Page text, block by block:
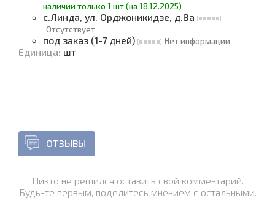
наличии только 1 шт (на 18.12.2025)
с.Линда, ул. Орджоникидзе, д.8а
Отсутствует
под заказ (1-7 дней) Нет информации
Единица: шт
ОТЗЫВЫ
Никто не решился оставить свой комментарий.
Будь-те первым, поделитесь мнением с остальными.